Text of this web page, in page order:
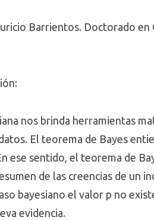
Barrientos. Doctorado
nos brinda herramientas
El teorema de Bayes
ese sentido, el teorema de
de las creencias de un
bayesiano el valor p no
evidencia.